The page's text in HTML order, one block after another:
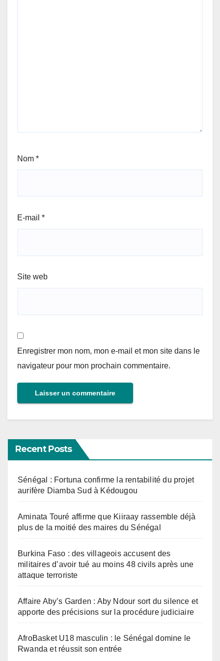
Nom *
E-mail *
Site web
Enregistrer mon nom, mon e-mail et mon site dans le
navigateur pour mon prochain commentaire.
Recent Posts
Sénégal : Fortuna confirme la rentabilité du projet
aurifère Diamba Sud à Kédougou
Aminata Touré affirme que Kiiraay rassemble déjà
plus de la moitié des maires du Sénégal
Burkina Faso : des villageois accusent des
militaires d’avoir tué au moins 48 civils après une
attaque terroriste
Affaire Aby’s Garden : Aby Ndour sort du silence et
apporte des précisions sur la procédure judiciaire
AfroBasket U18 masculin : le Sénégal domine le
Rwanda et réussit son entrée